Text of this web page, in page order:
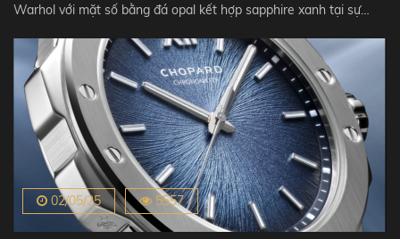
Warhol với mặt số bằng đá opal kết hợp sapphire xanh tại sự…
02/05/25 5557